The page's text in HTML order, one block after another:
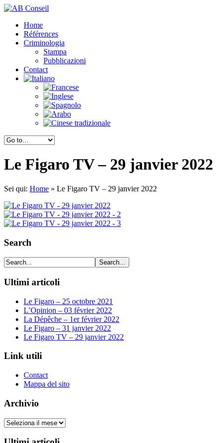
Home
Références
Criminologia
Stampa
Pubblicazioni
Contact
Le Figaro TV – 29 janvier 2022
Sei qui: Home » Le Figaro TV – 29 janvier 2022
Search
Ultimi articoli
Le Figaro – 25 octobre 2021
L’Opinion – 03 février 2022
La Dépêche – 1er février 2022
Le Figaro – 31 janvier 2022
Le Figaro TV – 29 janvier 2022
Link utili
Contact
Mappa del sito
Archivio
Archivio